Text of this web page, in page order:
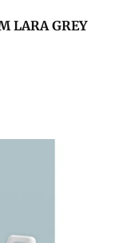
LARA GREY